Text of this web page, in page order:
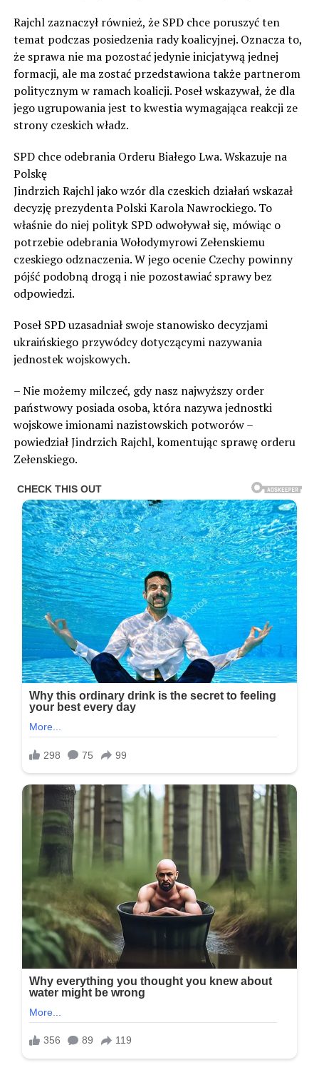
Rajchl zaznaczył również, że SPD chce poruszyć ten
temat podczas posiedzenia rady koalicyjnej. Oznacza to,
że sprawa nie ma pozostać jedynie inicjatywą jednej
formacji, ale ma zostać przedstawiona także partnerom
politycznym w ramach koalicji. Poseł wskazywał, że dla
jego ugrupowania jest to kwestia wymagająca reakcji ze
strony czeskich władz.
SPD chce odebrania Orderu Białego Lwa. Wskazuje na
Polskę
Jindrzich Rajchl jako wzór dla czeskich działań wskazał
decyzję prezydenta Polski Karola Nawrockiego. To
właśnie do niej polityk SPD odwoływał się, mówiąc o
potrzebie odebrania Wołodymyrowi Zełenskiemu
czeskiego odznaczenia. W jego ocenie Czechy powinny
pójść podobną drogą i nie pozostawiać sprawy bez
odpowiedzi.
Poseł SPD uzasadniał swoje stanowisko decyzjami
ukraińskiego przywódcy dotyczącymi nazywania
jednostek wojskowych.
– Nie możemy milczeć, gdy nasz najwyższy order
państwowy posiada osoba, która nazywa jednostki
wojskowe imionami nazistowskich potworów –
powiedział Jindrzich Rajchl, komentując sprawę orderu
Zełenskiego.